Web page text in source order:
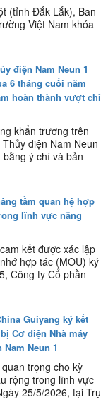
(tỉnh Đắk Lắk), Ban
Việt Nam khóa
điện Nam Neun 1
6 tháng cuối năm
hoàn thành vượt chỉ
khẩn trương trên
điện Nam Neun
ý chí và bản
tầm quan hệ hợp
lĩnh vực năng
kết được xác lập
hợp tác (MOU) ký
Công ty Cổ phần
Guiyang ký kết
Cơ điện Nhà máy
Neun 1
trọng cho kỳ
rộng trong lĩnh vực
25/5/2026, tại Trụ